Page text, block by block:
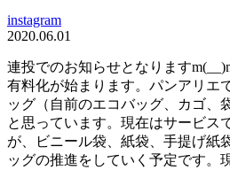
instagram
2020.06.01
連投でのお知らせとなります
有料化が始まります。パンアリエ
ッグ（自前のエコバッグ、カゴ、
と思っています。現在はサービス
が、ビニール袋、紙袋、手提げ紙
ッグの推進をしていく予定です。